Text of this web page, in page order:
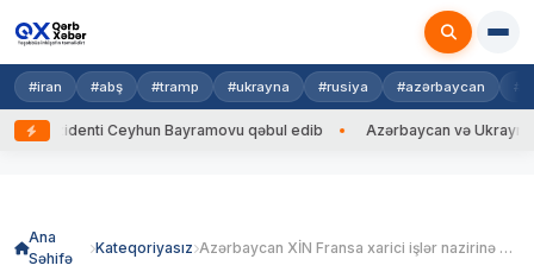
#iran #abş #tramp #ukrayna #rusiya #azərbaycan
Ceyhun Bayramovu qəbul edib Azərbaycan və Ukrayna XİN
Ana
Səhifə
Kateqoriyasız Azərbaycan XİN Fransa xarici işlər nazirinə cavab verib